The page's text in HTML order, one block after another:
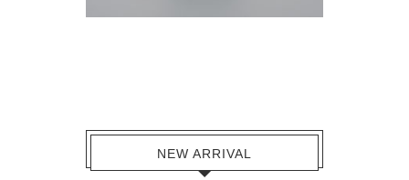
NEW ARRIVAL